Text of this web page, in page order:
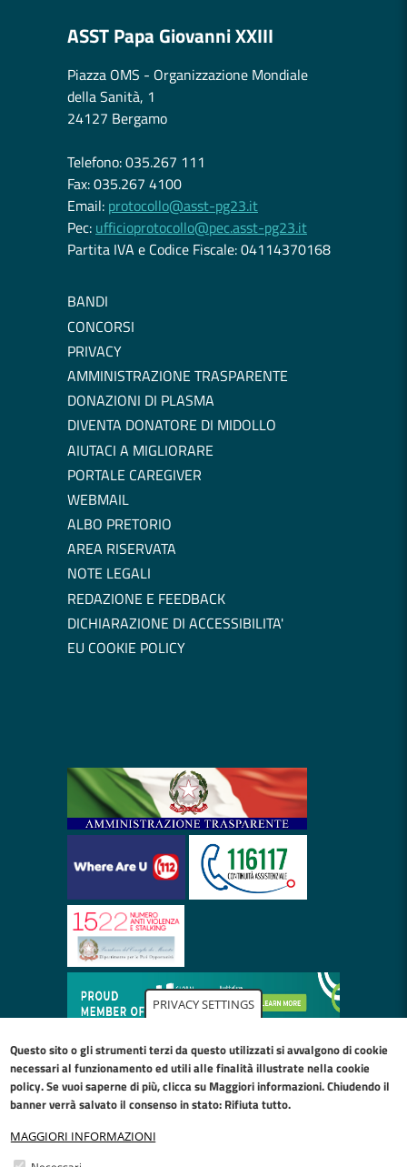
PRIVACY SETTINGS
Questo sito o gli strumenti terzi da questo utilizzati si avvalgono di cookie
necessari al funzionamento ed utili alle finalità illustrate nellacookie
policy. Se vuoi saperne di più, clicca su Maggiori informazioni. Chiudendo il
banner verrà salvato il consenso in stato: Rifiuta tutto.
MAGGIORI INFORMAZIONI
ASST Papa Giovanni XXIII
Piazza OMS - Organizzazione Mondiale
della Sanità, 1
24127 Bergamo
Telefono: 035.267 111
Fax: 035.267 4100
Email: protocollo@asst-pg23.it
Pec: ufficioprotocollo@pec.asst-pg23.it
Partita IVA e Codice Fiscale: 04114370168
BANDI
CONCORSI
PRIVACY
AMMINISTRAZIONE TRASPARENTE
DONAZIONI DI PLASMA
DIVENTA DONATORE DI MIDOLLO
AIUTACI A MIGLIORARE
PORTALE CAREGIVER
WEBMAIL
ALBO PRETORIO
AREA RISERVATA
NOTE LEGALI
REDAZIONE E FEEDBACK
DICHIARAZIONE DI ACCESSIBILITA'
EU COOKIE POLICY
Restiamo in contatto